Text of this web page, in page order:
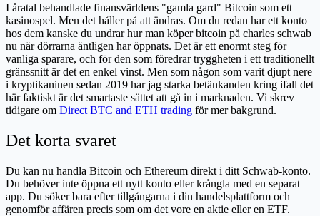
I åratal behandlade finansvärldens "gamla gard" Bitcoin som ett
kasinospel. Men det håller på att ändras. Om du redan har ett konto
hos dem kanske du undrar hur man köper bitcoin på charles schwab
nu när dörrarna äntligen har öppnats. Det är ett enormt steg för
vanliga sparare, och för den som föredrar tryggheten i ett traditionellt
gränssnitt är det en enkel vinst. Men som någon som varit djupt nere
i kryptikaninen sedan 2019 har jag starka betänkanden kring ifall det
här faktiskt är det smartaste sättet att gå in i marknaden. Vi skrev
tidigare om Direct BTC and ETH trading för mer bakgrund.
Det korta svaret
Du kan nu handla Bitcoin och Ethereum direkt i ditt Schwab-konto.
Du behöver inte öppna ett nytt konto eller krångla med en separat
app. Du söker bara efter tillgångarna i din handelsplattform och
genomför affären precis som om det vore en aktie eller en ETF.